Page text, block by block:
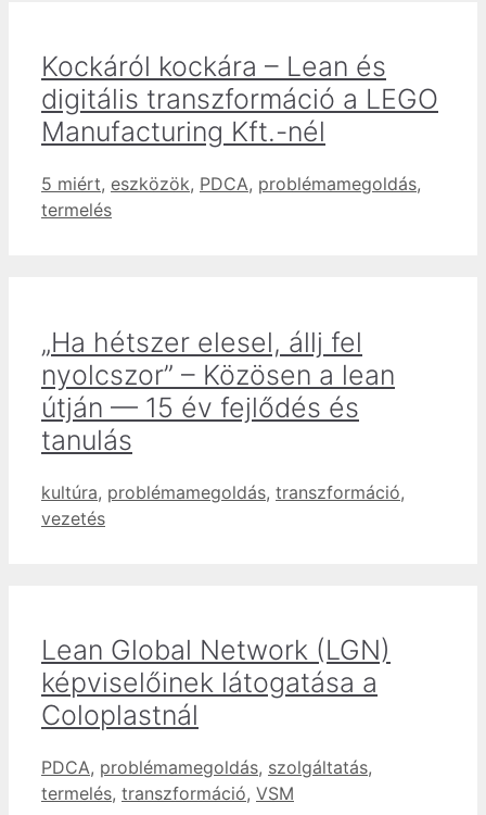
Kockáról kockára – Lean és
digitális transzformáció a LEGO
Manufacturing Kft.-nél
Címkék
5 miért, eszközök, PDCA, problémamegoldás,
termelés
„Ha hétszer elesel, állj fel
nyolcszor” – Közösen a lean
útján — 15 év fejlődés és
tanulás
Címkék
kultúra, problémamegoldás, transzformáció,
vezetés
Lean Global Network (LGN)
képviselőinek látogatása a
Coloplastnál
Címkék
PDCA, problémamegoldás, szolgáltatás,
termelés, transzformáció, VSM